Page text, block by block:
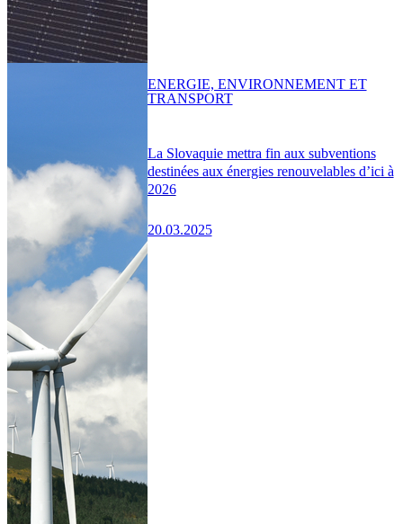
La Slovaquie mettra fin aux subventions
destinées aux énergies renouvelables d’ici à
2026
20.03.2025
ENERGIE, ENVIRONNEMENT ET
TRANSPORT